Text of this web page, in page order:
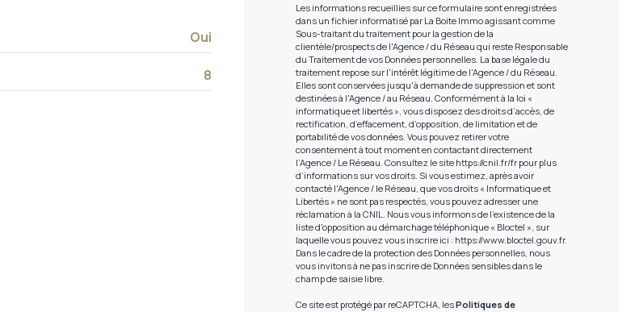
Oui
8
Les informations recueillies sur ce formulaire sont enregistrées
dans un fichier informatisé par La Boite Immo agissant comme
Sous-traitant du traitement pour la gestion de la
clientèle/prospects de l'Agence / du Réseau qui reste Responsable
du Traitement de vos Données personnelles. La base légale du
traitement repose sur l'intérêt légitime de l'Agence / du Réseau.
Elles sont conservées jusqu'à demande de suppression et sont
destinées à l'Agence / au Réseau. Conformément à la loi «
informatique et libertés », vous disposez des droits d’accès, de
rectification, d’effacement, d’opposition, de limitation et de
portabilité de vos données. Vous pouvez retirer votre
consentement à tout moment en contactant directement
l’Agence / Le Réseau. Consultez le site https://cnil.fr/frpour plus
d’informations sur vos droits. Si vous estimez, après avoir
contacté l'Agence / le Réseau, que vos droits « Informatique et
Libertés » ne sont pas respectés, vous pouvez adresser une
réclamation à la CNIL. Nous vous informons de l’existence de la
liste d'opposition au démarchage téléphonique « Bloctel », sur
laquelle vous pouvez vous inscrire ici : https://www.bloctel.gouv.fr.
Dans le cadre de la protection des Données personnelles, nous
vous invitons à ne pas inscrire de Données sensibles dans le
champ de saisie libre.
Ce site est protégé par reCAPTCHA, lesPolitiques de